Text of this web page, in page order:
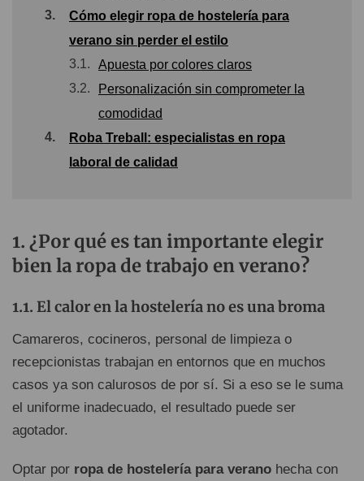
3.
Cómo elegir ropa de hostelería para
verano sin perder el estilo
3.1.
Apuesta por colores claros
3.2.
Personalización sin comprometer la
comodidad
4.
Roba Treball: especialistas en ropa
laboral de calidad
¿Por qué es tan importante elegir
bien la ropa de trabajo en verano?
El calor en la hostelería no es una broma
Camareros, cocineros, personal de limpieza o
recepcionistas trabajan en entornos que en muchos
casos ya son calurosos de por sí. Si a eso se le suma
el uniforme inadecuado, el resultado puede ser
agotador.
Optar por ropa de hostelería para verano hecha con